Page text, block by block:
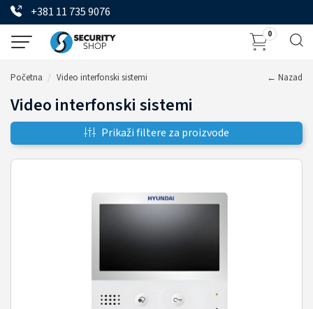
+381 11 735 9076
0
Početna Video interfonski sistemi ← Nazad
Video interfonski sistemi
Prikaži filtere za proizvode